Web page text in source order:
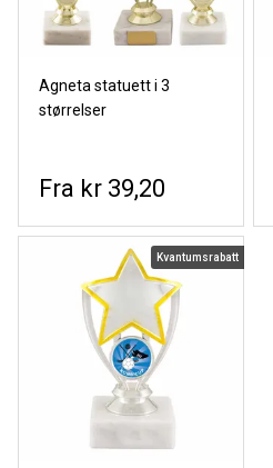
Agneta statuett i 3
størrelser
kr 39,20
Kvantumsrabatt